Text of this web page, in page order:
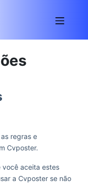
regras e
Cvposter.
você aceita estes
a Cvposter se não